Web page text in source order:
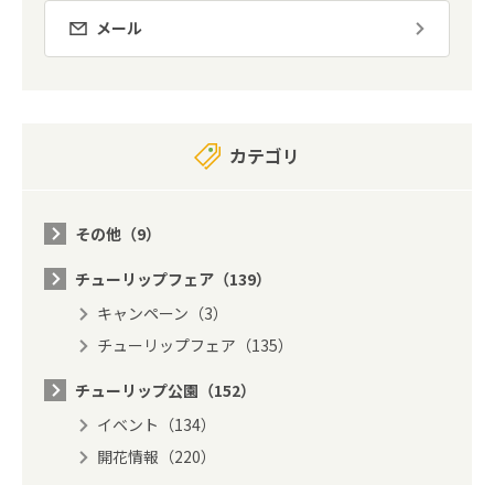
メール
カテゴリ
その他（9）
チューリップフェア（139）
キャンペーン（3）
チューリップフェア（135）
チューリップ公園（152）
イベント（134）
開花情報（220）